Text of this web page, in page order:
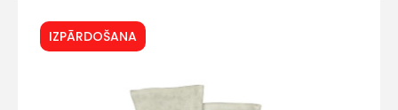
IZPĀRDOŠANA